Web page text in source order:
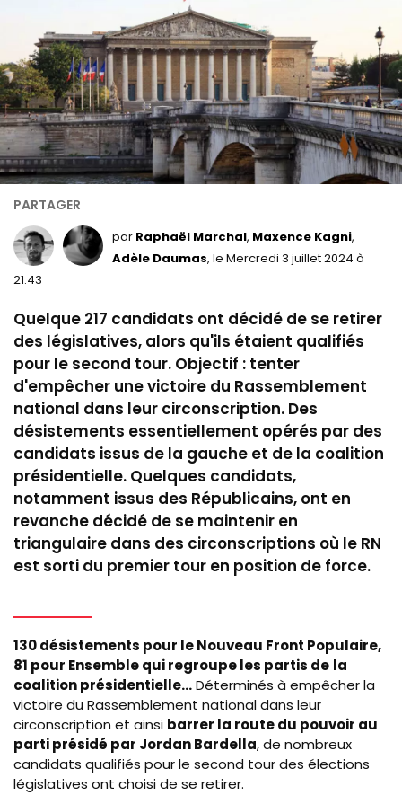
par Raphaël Marchal Maxence Kagni,
Adèle Daumas, le Mercredi 3 juillet 2024 à
21:43
Quelque 217 candidats ont décidé de se retirer
des législatives, alors qu'ils étaient qualifiés
pour le second tour. Objectif : tenter
d'empêcher une victoire du Rassemblement
national dans leur circonscription. Des
désistements essentiellement opérés par des
candidats issus de la gauche et de la coalition
présidentielle. Quelques candidats,
notamment issus des Républicains, ont en
revanche décidé de se maintenir en
triangulaire dans des circonscriptions où le RN
est sorti du premier tour en position de force.
130 désistements pour le Nouveau Front Populaire,
81 pour Ensemble qui regroupe les partis de la
coalition présidentielle...Déterminés à empêcher la
victoire du Rassemblement national dans leur
circonscription et ainsi barrer la route du pouvoir au
parti présidé par Jordan Bardella, de nombreux
candidats qualifiés pour le second tour des élections
législatives ont choisi de se retirer.